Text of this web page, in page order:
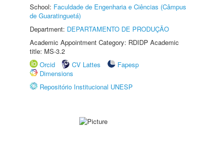
School: Faculdade de Engenharia e Ciências (Câmpus
de Guaratinguetá)
Department: DEPARTAMENTO DE PRODUÇÃO
Academic Appointment Category: RDIDP Academic
title: MS-3.2
Orcid
CV Lattes
Fapesp
Dimensions
Repositório Institucional UNESP